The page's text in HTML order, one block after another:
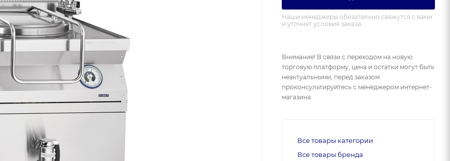
Наши менеджеры обязательно свяжутся с вами
и уточнят условия заказа
Внимание! В связи с переходом на новую
торговую платформу, цена и остатки могут быть
неактуальными, перед заказом
проконсультируйтесь с менеджером интернет-
магазина.
Все товары категории
Все товары бренда